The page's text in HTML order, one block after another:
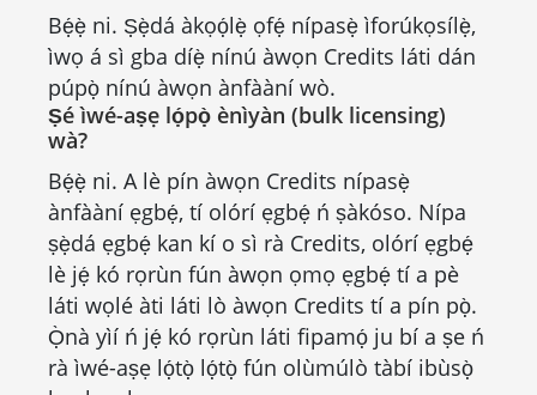
Bẹ́ẹ̀ ni. Ṣẹ̀dá àkọọ́lẹ̀ ọfẹ́ nípasẹ̀ ìforúkọsílẹ̀,
ìwọ á sì gba díẹ̀ nínú àwọn Credits láti dán
púpọ̀ nínú àwọn ànfààní wò.
Ṣé ìwé-aṣẹ lọ́pọ̀ ènìyàn (bulk licensing)
wà?
Bẹ́ẹ̀ ni. A lè pín àwọn Credits nípasẹ̀
ànfààní ẹgbẹ́, tí olórí ẹgbẹ́ ń ṣàkóso. Nípa
ṣẹ̀dá ẹgbẹ́ kan kí o sì rà Credits, olórí ẹgbẹ́
lè jẹ́ kó rọrùn fún àwọn ọmọ ẹgbẹ́ tí a pè
láti wọlé àti láti lò àwọn Credits tí a pín pọ̀.
Ọ̀nà yìí ń jẹ́ kó rọrùn láti fipamọ́ ju bí a ṣe ń
rà ìwé-aṣẹ lọ́tọ̀ lọ́tọ̀ fún olùmúlò tàbí ibùsọ̀